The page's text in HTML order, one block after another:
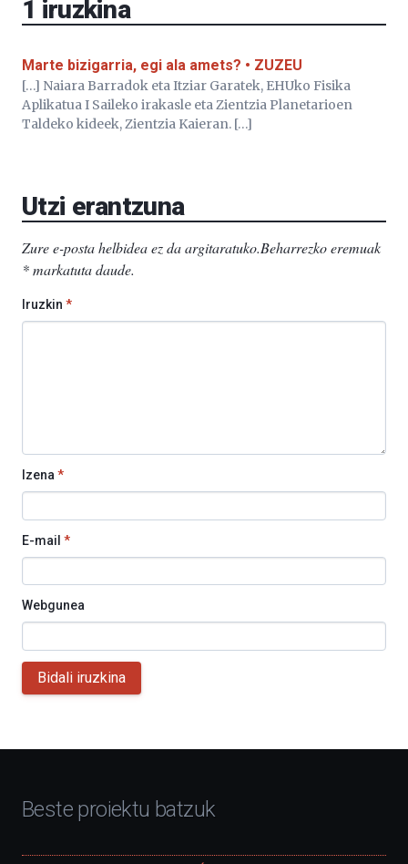
1 iruzkina
Marte bizigarria, egi ala amets? • ZUZEU
[…] Naiara Barradok eta Itziar Garatek, EHUko Fisika
Aplikatua I Saileko irakasle eta Zientzia Planetarioen
Taldeko kideek, Zientzia Kaieran. […]
Utzi erantzuna
Zure e-posta helbidea ez da argitaratuko.Beharrezko eremuak
*markatuta daude.
Iruzkin *
Izena*
E-mail *
Webgunea
Bidali iruzkina
Beste proiektu batzuk